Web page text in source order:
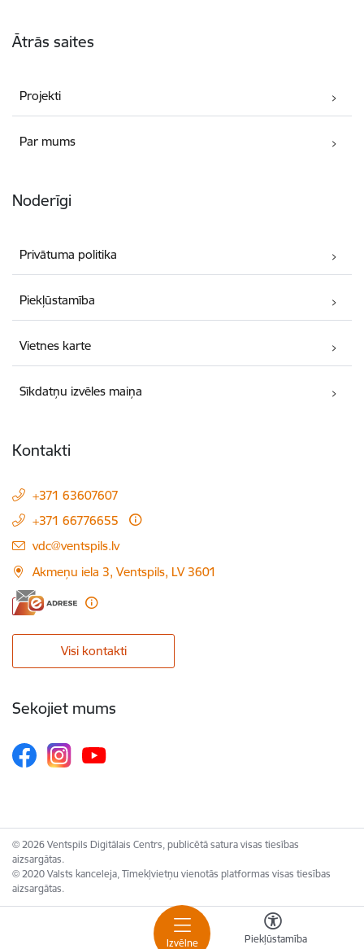
Izvēlne Piekļūstamība
Ātrās saites
Projekti
Par mums
Noderīgi
Privātuma politika
Piekļūstamība
Vietnes karte
Sīkdatņu izvēles maiņa
Kontakti
+371 63607607
+371 66776655
E-pasts:
vdc@ventspils.lv
Akmeņu iela 3, Ventspils, LV 3601
Visi kontakti
Sekojiet mums
© 2026 Ventspils Digitālais Centrs, publicētā satura visas tiesības
aizsargātas.
© 2020 Valsts kanceleja, Tīmekļvietņu vienotās platformas visas tiesības
aizsargātas.